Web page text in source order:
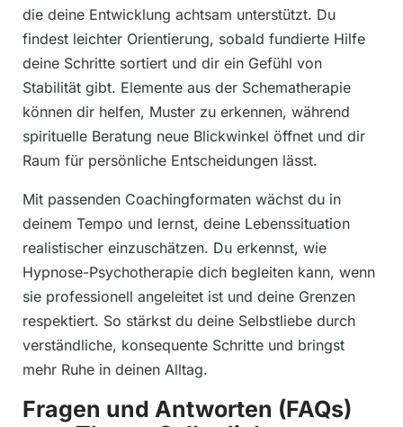
die deine Entwicklung achtsam unterstützt. Du
findest leichter Orientierung, sobald fundierte Hilfe
deine Schritte sortiert und dir ein Gefühl von
Stabilität gibt. Elemente aus der Schematherapie
können dir helfen, Muster zu erkennen, während
spirituelle Beratung neue Blickwinkel öffnet und dir
Raum für persönliche Entscheidungen lässt.
Mit passenden Coachingformaten wächst du in
deinem Tempo und lernst, deine Lebenssituation
realistischer einzuschätzen. Du erkennst, wie
Hypnose-Psychotherapie dich begleiten kann, wenn
sie professionell angeleitet ist und deine Grenzen
respektiert. So stärkst du deine Selbstliebe durch
verständliche, konsequente Schritte und bringst
mehr Ruhe in deinen Alltag.
Fragen und Antworten (FAQs)